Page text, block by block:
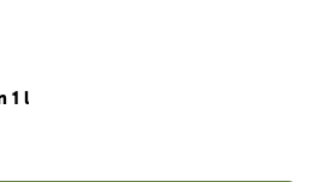
1 l